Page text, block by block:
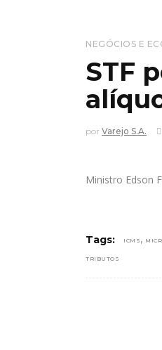
NEGÓCIOS E
STF
por Varejo S.A.
Ministro Edson
Tags: ICMS ,
TRIBUTOS